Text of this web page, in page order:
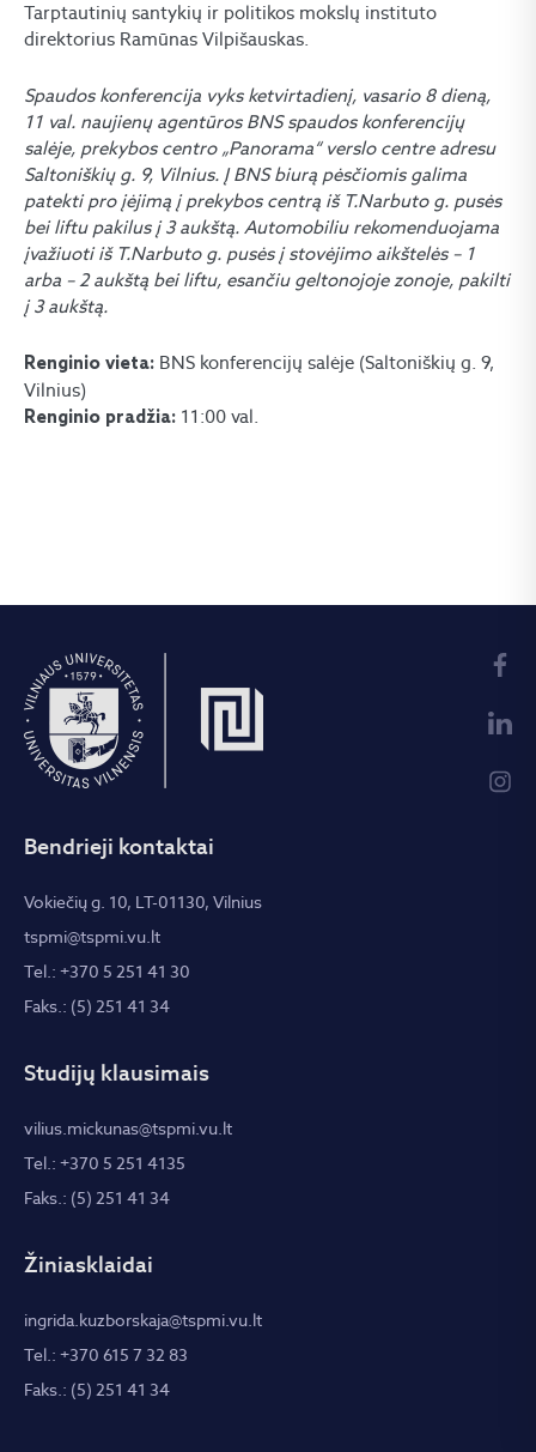
Tarptautinių santykių ir politikos mokslų instituto
direktorius Ramūnas Vilpišauskas.
Spaudos konferencija vyks ketvirtadienį, vasario 8 dieną,
11 val. naujienų agentūros BNS spaudos konferencijų
salėje, prekybos centro „Panorama“ verslo centre adresu
Saltoniškių g. 9, Vilnius. Į BNS biurą pėsčiomis galima
patekti pro įėjimą į prekybos centrą iš T.Narbuto g. pusės
bei liftu pakilus į 3 aukštą. Automobiliu rekomenduojama
įvažiuoti iš T.Narbuto g. pusės į stovėjimo aikštelės – 1
arba – 2 aukštą bei liftu, esančiu geltonojoje zonoje, pakilti
į 3 aukštą.
Renginio vieta: BNS konferencijų salėje (Saltoniškių g. 9,
Vilnius)
Renginio pradžia: 11:00 val.
Bendrieji kontaktai
Vokiečių g. 10, LT-01130, Vilnius
tspmi@tspmi.vu.lt
Tel.: +370 5 251 41 30
Faks.: (5) 251 41 34
Studijų klausimais
vilius.mickunas@tspmi.vu.lt
Tel.: +370 5 251 4135
Faks.: (5) 251 41 34
Žiniasklaidai
ingrida.kuzborskaja@tspmi.vu.lt
Tel.: +370 615 7 32 83
Faks.: (5) 251 41 34